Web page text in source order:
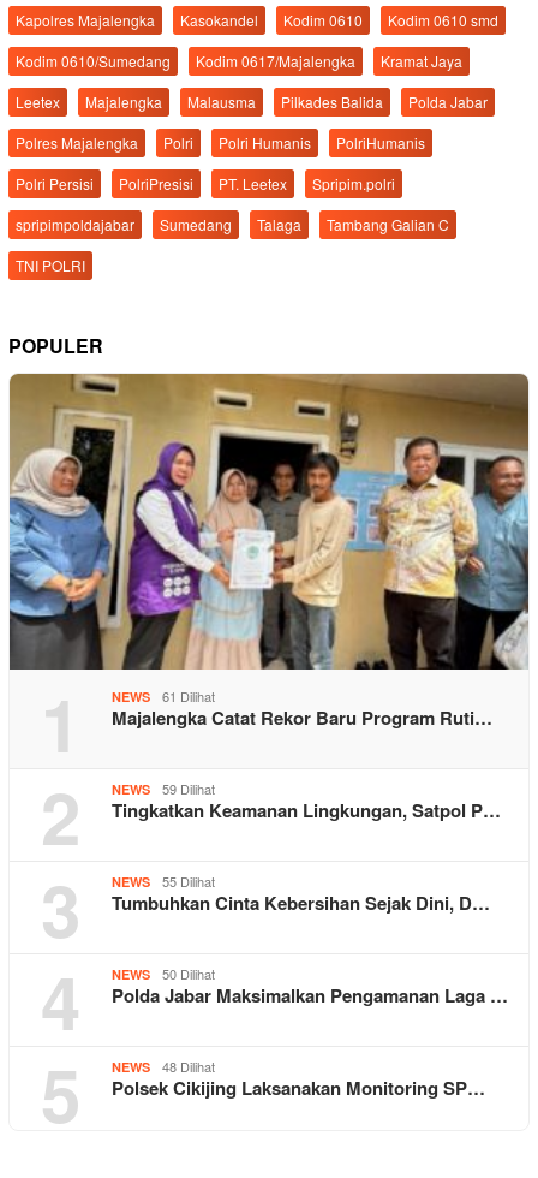
Kapolres Majalengka
Kasokandel Kodim 0610
Kodim 0610 smd
Kodim 0610/Sumedang
Kodim 0617/Majalengka
Kramat Jaya
Leetex
Majalengka Malausma Pilkades Balida
Polda Jabar
Polres Majalengka
Polri Polri Humanis
PolriHumanis
Polri Persisi
PolriPresisi PT. Leetex
Spripim.polri
spripimpoldajabar
Sumedang Talaga
Tambang Galian C
TNI POLRI
POPULER
1 NEWS 61 Dilihat
Majalengka Catat Rekor Baru Program Ruti…
2 NEWS 59 Dilihat
Tingkatkan Keamanan Lingkungan, Satpol P…
3 NEWS 55 Dilihat
Tumbuhkan Cinta Kebersihan Sejak Dini, D…
4 NEWS 50 Dilihat
Polda Jabar Maksimalkan Pengamanan Laga …
5 NEWS 48 Dilihat
Polsek Cikijing Laksanakan Monitoring SP…